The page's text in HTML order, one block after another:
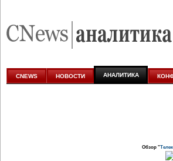
аналитике
CNEWS НОВОСТИ АНАЛИТИКА
Обзор "